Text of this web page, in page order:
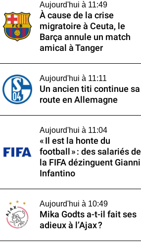
Aujourd'hui à 11:49
À cause de la crise
migratoire à Ceuta, le
Barça annule un match
amical à Tanger
Aujourd'hui à 11:11
Un ancien titi continue sa
route en Allemagne
Aujourd'hui à 11:04
« Il est la honte du
football » : des salariés de
la FIFA dézinguent Gianni
Infantino
Aujourd'hui à 10:49
Mika Godts a-t-il fait ses
adieux à l’Ajax ?